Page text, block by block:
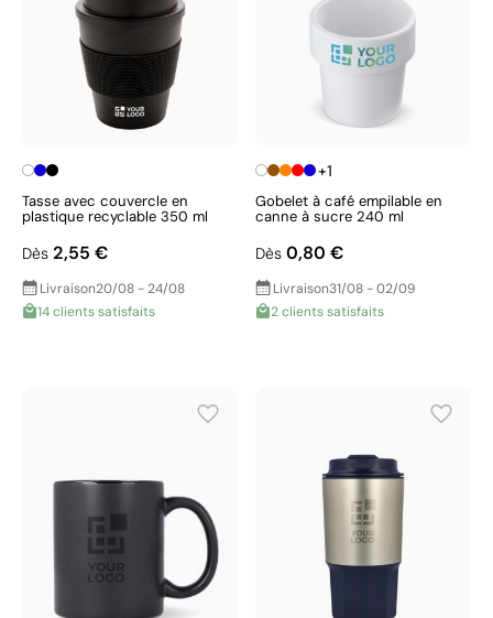
Tasse avec couvercle en
plastique recyclable 350 ml
Dès 2,55 €
Livraison20/08 - 24/08
14 clients satisfaits
+1
Gobelet à café empilable en
canne à sucre 240 ml
Dès 0,80 €
Livraison31/08 - 02/09
2 clients satisfaits